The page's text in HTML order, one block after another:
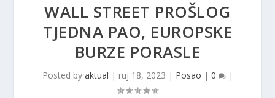
WALL STREET PROŠLOG
TJEDNA PAO, EUROPSKE
BURZE PORASLE
Posted by aktual | ruj 18, 2023 | Posao | 0 |